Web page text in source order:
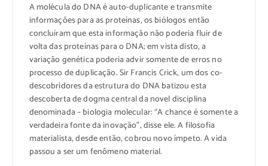
A molécula do DNA é auto-duplicante e transmite
informações para as proteínas, os biólogos então
concluíram que esta informação não poderia fluir de
volta das proteínas para o DNA; em vista disto, a
variação genética poderia advir somente de erros no
processo de duplicação. Sir Francis Crick, um dos co-
descobridores da estrutura do DNA batizou esta
descoberta de dogma central da novel disciplina
denominada – biologia molecular: “A chance é somente a
verdadeira fonte da inovação”, disse ele. A filosofia
materialista, desde então, cobrou novo ímpeto. A vida
passou a ser um fenômeno material.